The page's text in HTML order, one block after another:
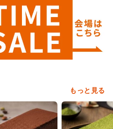
もっと見る